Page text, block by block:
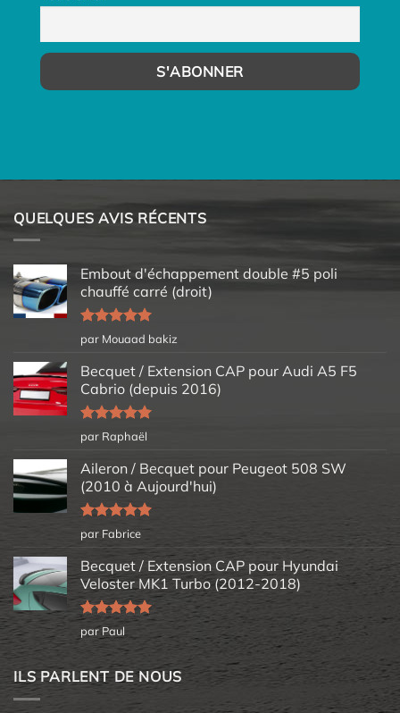
QUELQUES AVIS RÉCENTS
Embout d'échappement double #5 poli
chauffé carré (droit)
Note5sur
5
par Mouaad bakiz
Becquet / Extension CAP pour Audi A5 F5
Cabrio (depuis 2016)
Note5sur
5
par Raphaël
Aileron / Becquet pour Peugeot 508 SW
(2010 à Aujourd'hui)
Note5sur
5
par Fabrice
Becquet / Extension CAP pour Hyundai
Veloster MK1 Turbo (2012-2018)
Note5sur
5
par Paul
ILS PARLENT DE NOUS